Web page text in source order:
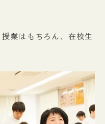
よくある質問
業はもちろん、在校生